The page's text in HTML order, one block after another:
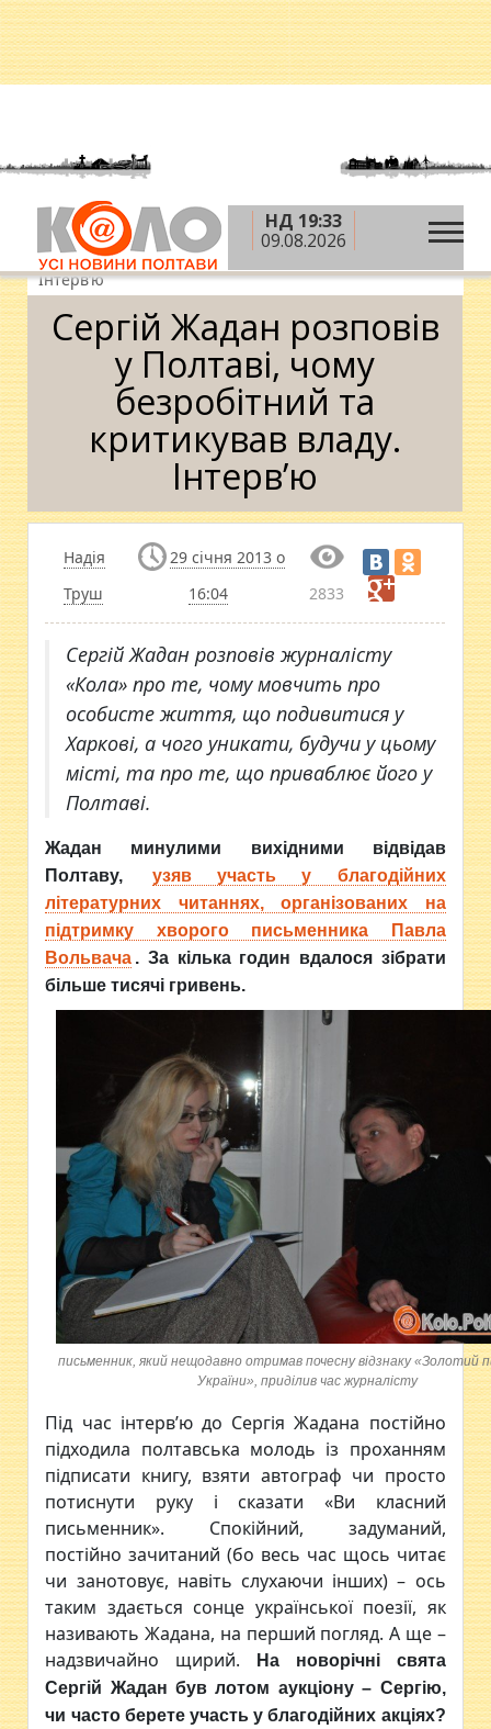
НД 19:33
09.08.2026
Головна » Новини »
Сергій Жадан розповів у
Полтаві, чому безробітний та критикував владу.
Інтерв’ю
Сергій Жадан розповів
у Полтаві, чому
безробітний та
критикував владу.
Інтерв’ю
Надія
Труш
29 січня 2013 о
16:04
2833
Сергій Жадан розповів журналісту
«Кола» про те, чому мовчить про
особисте життя, що подивитися у
Харкові, а чого уникати, будучи у цьому
місті, та про те, що приваблює його у
Полтаві.
Жадан минулими вихідними відвідав
Полтаву,
узяв участь у благодійних
літературних читаннях, організованих на
підтримку хворого письменника Павла
Вольвача . За кілька годин вдалося зібрати
більше тисячі гривень.
письменник, який нещодавно отримав почесну відзнаку «Золотий
України», приділив час журналісту
Під час інтерв’ю до Сергія Жадана постійно
підходила полтавська молодь із проханням
підписати книгу, взяти автограф чи просто
потиснути руку і сказати «Ви класний
письменник». Спокійний, задуманий,
постійно зачитаний (бо весь час щось читає
чи занотовує, навіть слухаючи інших) – ось
таким здається сонце української поезії, як
називають Жадана, на перший погляд. А ще –
надзвичайно щирий.
На новорічні свята
Сергій Жадан був лотом аукціону – Сергію,
чи часто берете участь у благодійних акціях?